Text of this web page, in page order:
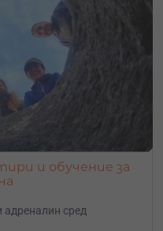
и обучение за
адреналин сред